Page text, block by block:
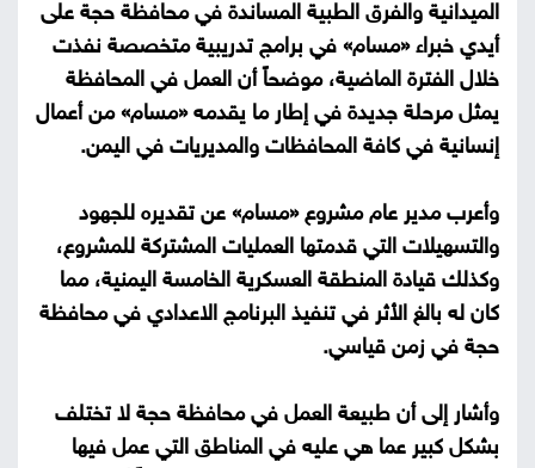
الميدانية والفرق الطبية المساندة في محافظة حجة على
أيدي خبراء «مسام» في برامج تدريبية متخصصة نفذت
خلال الفترة الماضية، موضحاً أن العمل في المحافظة
يمثل مرحلة جديدة في إطار ما يقدمه «مسام» من أعمال
إنسانية في كافة المحافظات والمديريات في اليمن.
وأعرب مدير عام مشروع «مسام» عن تقديره للجهود
والتسهيلات التي قدمتها العمليات المشتركة للمشروع،
وكذلك قيادة المنطقة العسكرية الخامسة اليمنية، مما
كان له بالغ الأثر في تنفيذ البرنامج الاعدادي في محافظة
حجة في زمن قياسي.
وأشار إلى أن طبيعة العمل في محافظة حجة لا تختلف
بشكل كبير عما هي عليه في المناطق التي عمل فيها